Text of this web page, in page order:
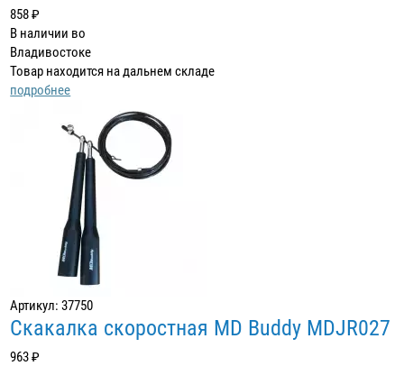
858 ₽
В наличии во
Владивостоке
Товар находится на дальнем складе
подробнее
Артикул: 37750
Скакалка скоростная MD Buddy MDJR027
963 ₽